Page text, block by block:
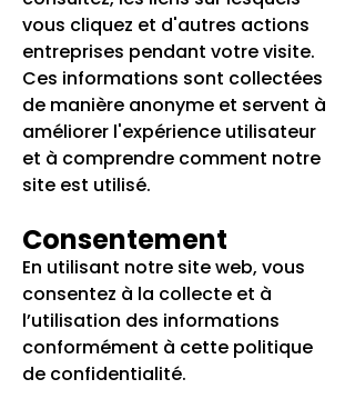
vous cliquez et d'autres actions
entreprises pendant votre visite.
Ces informations sont collectées
de manière anonyme et servent à
améliorer l'expérience utilisateur
et à comprendre comment notre
site est utilisé.
Consentement
En utilisant notre site web, vous
consentez à la collecte et à
l’utilisation des informations
conformément à cette politique
de confidentialité.